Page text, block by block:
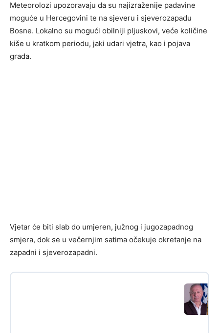
Meteorolozi upozoravaju da su najizraženije padavine
moguće u Hercegovini te na sjeveru i sjeverozapadu
Bosne. Lokalno su mogući obilniji pljuskovi, veće količine
kiše u kratkom periodu, jaki udari vjetra, kao i pojava
grada.
Vjetar će biti slab do umjeren, južnog i jugozapadnog
smjera, dok se u večernjim satima očekuje okretanje na
zapadni i sjeverozapadni.